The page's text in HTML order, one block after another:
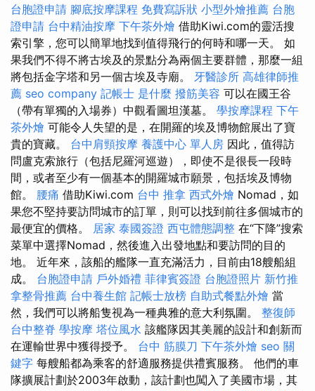
台胞證申請 腳底按摩課程 免費寫訴狀 小型外燴推薦 台胞
證申請 台中精油按摩 下午茶外燴 借助Kiwi.com的靈活搜
索引擎，您可以簡單地找到值得飛行的何時和哪一天。 如
果我們不得不將古埃及的景點分為兩個主要群體，那麼一組
將包括金字塔和另一個古埃及寺廟。 牙醫診所 高雄律師推
薦 seo company 記帳士 是什麼 撥筋美容 可以在國王谷
（帶有單獨的入場券）中觀看圖坦漢墓。 學按摩課程 下午
茶外燴 可能令人失望的是，在開羅的埃及博物館展出了寶
貴的寶藏。 台中肩頸按摩 養護中心 單人房 因此，值得訪
問盧克索旅行（包括尼羅河巡遊），即使不是很長一段時
間，或者至少有一個基本的開羅城市願景，包括埃及博物
館。 腰痛 借助Kiwi.com 台中 推拿 西式外燴 Nomad，如
果您不堅持要訪問城市的訂單，則可以找到前往多個城市的
最便宜的價格。 居家 泰國簽證 西屯體態調整 在“下降”搜索
菜單中選擇Nomad，然後進入出發地點和要訪問的目的
地。 近年來，該船的艦隊一直充滿活力，目前由18艘船組
成。 台胞證申請 戶外婚禮 菲律賓簽證 台胞證照片 新竹推
拿整骨推薦 台中養生館 記帳士放榜 自助式餐點外燴 當
然，我們可以將船隻視為一種典雅的意大利氛圍。 整復師
台中整脊 學按摩 塔位風水 該艦隊因其美麗的設計和創新而
在運輸世界中獲得授予。 台中 筋膜刀 下午茶外燴 seo 關
鍵字 每艘船都為乘客的舒適服務提供禮賓服務。 他們的車
隊擴展計劃於2003年啟動，該計劃也闖入了美國市場，其